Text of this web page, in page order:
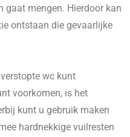
gaat mengen. Hierdoor kan
ontstaan die gevaarlijke
wc kunt
voorkomen, is het
kunt u gebruik maken
hardnekkige vuilresten